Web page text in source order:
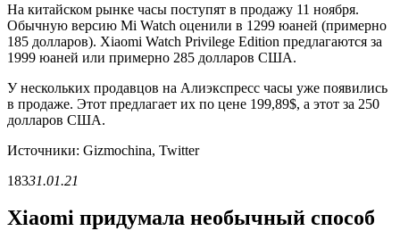
На китайском рынке часы поступят в продажу 11 ноября.
Обычную версию Mi Watch оценили в 1299 юаней (примерно
185 долларов). Xiaomi Watch Privilege Edition предлагаются за
1999 юаней или примерно 285 долларов США.
У нескольких продавцов на Алиэкспресс часы уже появились
в продаже. Этот предлагает их по цене 199,89$, а этот за 250
долларов США.
Источники: Gizmochina, Twitter
18331.01.21
Xiaomi придумала необычный способ